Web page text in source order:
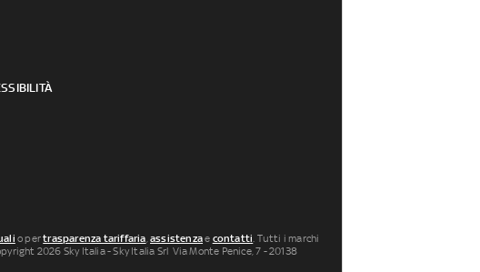
o pertrasparenza tariffaria,assistenzae contatti. Tutti i marchi
2026 Sky Italia - Sky Italia Srl Via Monte Penice, 7 - 20138